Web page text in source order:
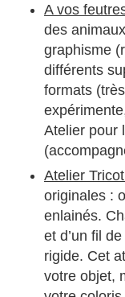
A vos
des
graphisme
différents
formats
Atelier pour
Atelier
originales :
enlainés.
et d’un fil
rigide. Cet
votre objet,